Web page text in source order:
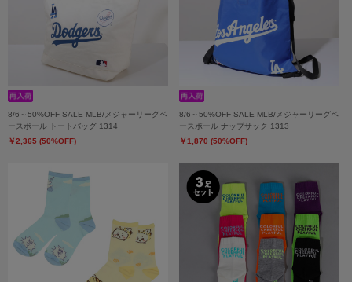
8/6～50%OFF SALE MLB/メジャーリーグベ
ースボール トートバッグ 1314
￥2,365 (50%OFF)
8/6～50%OFF SALE MLB/メジャーリーグベ
ースボール ナップサック 1313
￥1,870 (50%OFF)